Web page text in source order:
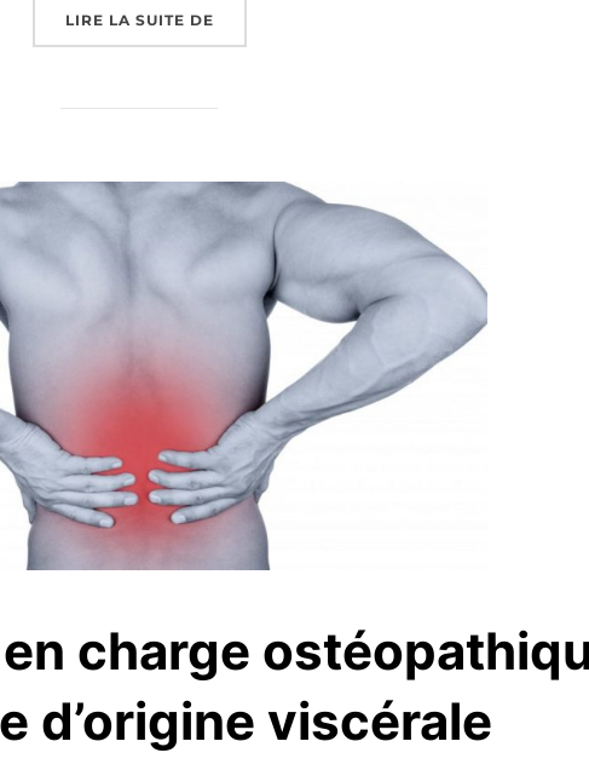
LIRE LA SUITE DE« OSTÉOPATHIE BÉBÉS: CONSEILS AUX
charge
d’origine viscérale